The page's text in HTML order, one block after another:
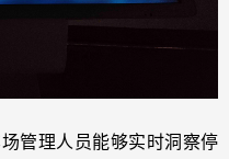
管理人员能够实时洞察停